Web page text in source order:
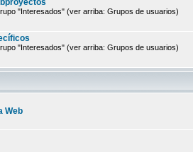
"Interesados" (ver arriba: Grupos de usuarios)
"Interesados" (ver arriba: Grupos de usuarios)
Web